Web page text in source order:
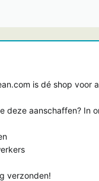
is dé shop
deze aanschaffen? In
verzonden!